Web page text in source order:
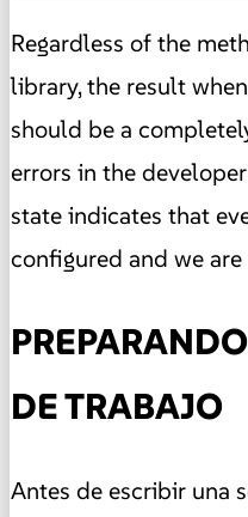
Regardless of the
library, the result
should be a
errors in the
state indicates that
configured and we
DE TRABAJO
Antes de escribir una